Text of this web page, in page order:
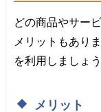
どの商品やサー
メリットもあり
を利用しましょう
メリット